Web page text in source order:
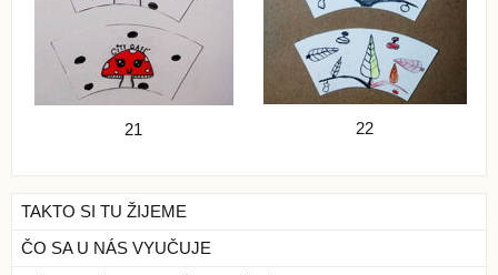
21 22
TAKTO SI TU ŽIJEME
ČO SA U NÁS VYUČUJE